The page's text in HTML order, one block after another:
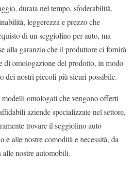
durata nel tempo, sfoderabilità,
leggerezza e prezzo che
di un seggiolino per auto, ma
alla garanzia che il produttore ci fornirà
di omologazione del prodotto, in modo
dei nostri piccoli più sicuri possibile.
omologati che vengono offerti
aziende specializzate nel settore,
trovare il seggiolino auto
e alle nostre comodità e necessità, da
alle nostre automobili.